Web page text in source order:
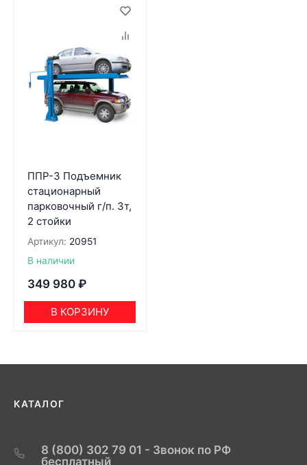
ППР-3 Подъемник
стационарный
парковочный г/п. 3т,
2 стойки
Артикул: 20951
В наличии
349 980 ₽
В КОРЗИНУ
КАТАЛОГ
8 (800) 302 79 01 - Звонок по РФ
бесплатный